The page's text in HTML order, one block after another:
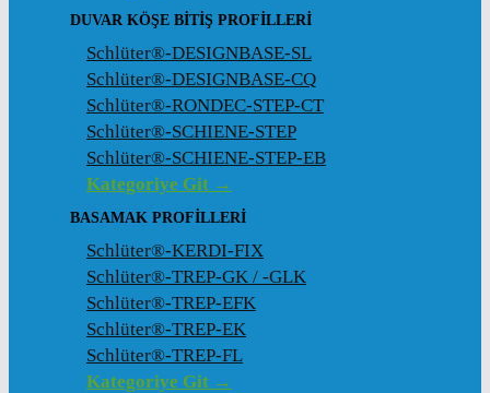
DUVAR KÖŞE BITIŞ PROFILLERI
Schlüter®-DESIGNBASE-SL
Schlüter®-DESIGNBASE-CQ
Schlüter®-RONDEC-STEP-CT
Schlüter®-SCHIENE-STEP
Schlüter®-SCHIENE-STEP-EB
Kategoriye Git →
BASAMAK PROFILLERI
Schlüter®-KERDI-FIX
Schlüter®-TREP-GK / -GLK
Schlüter®-TREP-EFK
Schlüter®-TREP-EK
Schlüter®-TREP-FL
Kategoriye Git →